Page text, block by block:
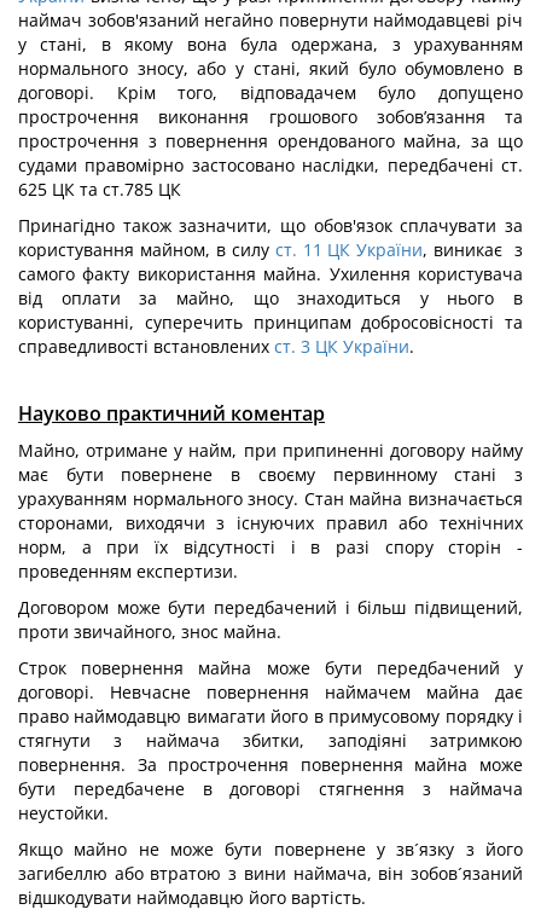
наймач зобов'язаний негайно повернути наймодавцеві річ
у стані, в якому вона була одержана, з урахуванням
нормального зносу, або у стані, який було обумовлено в
договорі. Крім того, відповадачем було допущено
прострочення виконання грошового зобов’язання та
прострочення з повернення орендованого майна, за що
судами правомірно застосовано наслідки, передбачені ст.
625 ЦК та ст.785 ЦК
Принагідно також зазначити, що обов'язок сплачувати за
користування майном, в силу ст. 11 ЦК України, виникає з
самого факту використання майна. Ухилення користувача
від оплати за майно, що знаходиться у нього в
користуванні, суперечить принципам добросовісності та
справедливості встановлених ст. 3 ЦК України.
Науково практичний коментар
Майно, отримане у найм, при припиненні договору найму
має бути повернене в своєму первинному стані з
урахуванням нормального зносу. Стан майна визначається
сторонами, виходячи з існуючих правил або технічних
норм, а при їх відсутності і в разі спору сторін -
проведенням експертизи.
Договором може бути передбачений і більш підвищений,
проти звичайного, знос майна.
Строк повернення майна може бути передбачений у
договорі. Невчасне повернення наймачем майна дає
право наймодавцю вимагати його в примусовому порядку і
стягнути з наймача збитки, заподіяні затримкою
повернення. За прострочення повернення майна може
бути передбачене в договорі стягнення з наймача
неустойки.
Якщо майно не може бути повернене у зв´язку з його
загибеллю або втратою з вини наймача, він зобов´язаний
відшкодувати наймодавцю його вартість.